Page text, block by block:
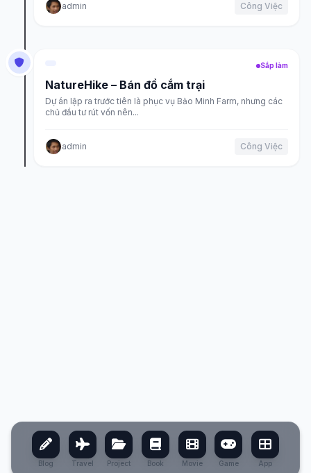
admin Công Việc
Sắp làm
NatureHike – Bán đồ cắm trại
Dự án lập ra trước tiên là phục vụ Bảo Minh Farm, nhưng các
chủ đầu tư rút vốn nên...
admin Công Việc
Blog Travel Project Book Movie Game App